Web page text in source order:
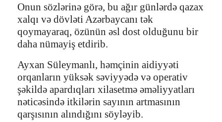
Onun sözlərinə görə, bu ağır günlərdə qazax
xalqı və dövləti Azərbaycanı tək
qoymayaraq, özünün əsl dost olduğunu bir
daha nümayiş etdirib.
Ayxan Süleymanlı, həmçinin aidiyyəti
orqanların yüksək səviyyədə və operativ
şəkildə apardıqları xilasetmə əməliyyatları
nəticəsində itkilərin sayının artmasının
qarşısının alındığını söyləyib.